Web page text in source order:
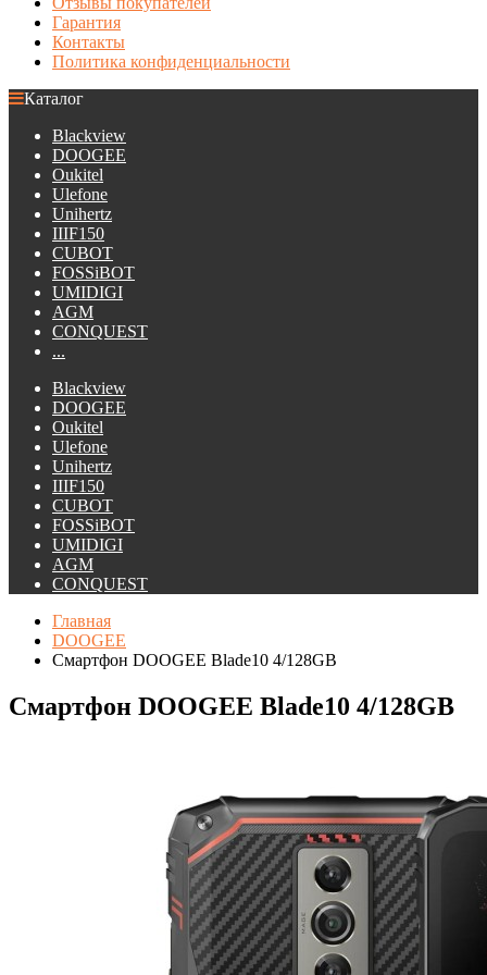
Гарантия
Контакты
Политика конфиденциальности
Каталог
Blackview
DOOGEE
Oukitel
Ulefone
Unihertz
IIIF150
CUBOT
FOSSiBOT
UMIDIGI
AGM
CONQUEST
...
Blackview
DOOGEE
Oukitel
Ulefone
Unihertz
IIIF150
CUBOT
FOSSiBOT
UMIDIGI
AGM
CONQUEST
Главная
DOOGEE
Смартфон DOOGEE Blade10 4/128GB
Смартфон DOOGEE Blade10 4/128GB